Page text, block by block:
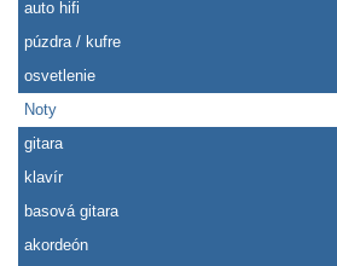
auto hifi
púzdra / kufre
osvetlenie
Noty
gitara
klavír
basová gitara
akordeón